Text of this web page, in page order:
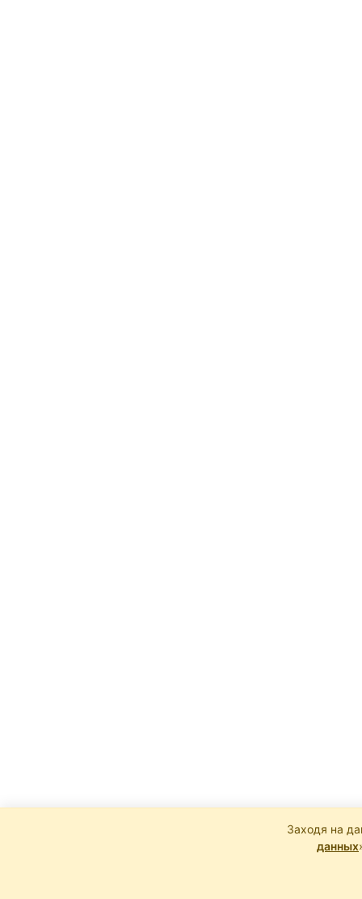
Заходя на
данных